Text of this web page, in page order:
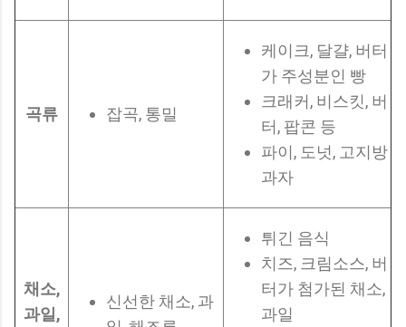
곡류 잡곡, 통밀
케이크, 달걀, 버터
가 주성분인 빵
크래커, 비스킷, 버
터, 팝콘 등
파이, 도넛, 고지방
과자
채소,
과일,
신선한 채소, 과
튀긴 음식
치즈, 크림소스, 버
터가 첨가된 채소,
과일